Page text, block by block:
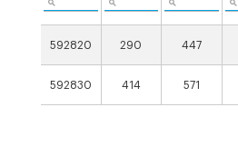
592820 290 447
592830 414 571